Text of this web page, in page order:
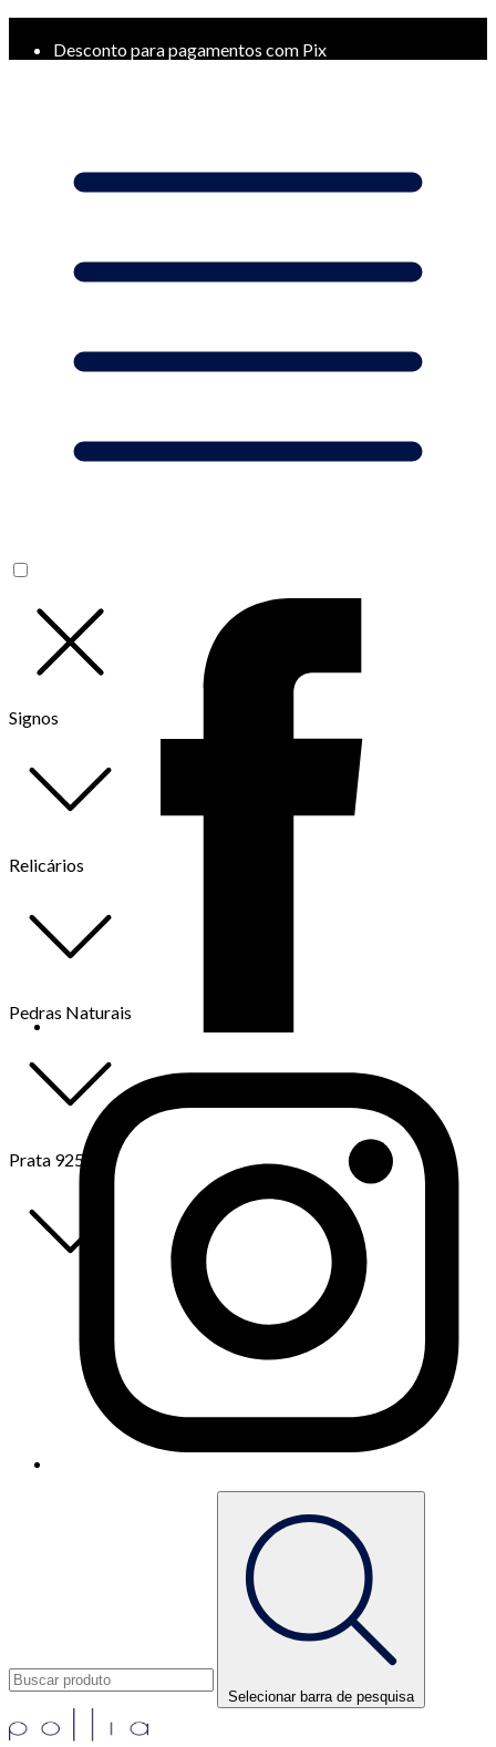
Desconto para pagamentos com Pix
Signos
Relicários
Pedras Naturais
Prata 925
Selecionar barra de pesquisa